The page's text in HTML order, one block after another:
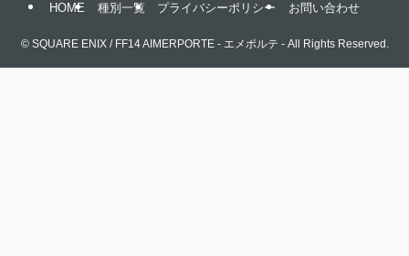
HOME 種別一覧 プライバシーポリシー お問い合わせ
©SQUARE ENIX / FF14 AIMERPORTE - エメポルテ - All Rights Reserved.